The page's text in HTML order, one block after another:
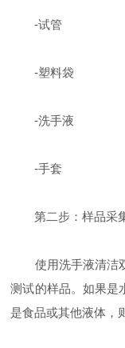
-试管
-塑料袋
-洗手液
-手套
第二步：样品采
使用洗手液清洁双
测试的样品。如果是
是食品或其他液体，